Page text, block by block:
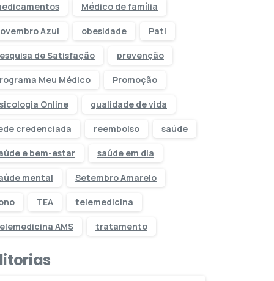
Médico de família
Azul obesidade Pati
de Satisfação prevenção
Meu Médico Promoção
Online qualidade de vida
credenciada reembolso saúde
e bem-estar saúde em dia
mental Setembro Amarelo
TEA telemedicina
AMS tratamento